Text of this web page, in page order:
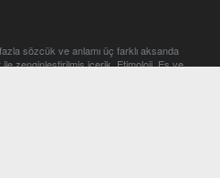
sözcük ve anlamı üç farklı aksanda
zenginleştirilmiş içerik. Etimoloji, Eş ve